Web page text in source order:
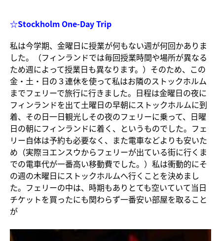
☆Stockholm One-Day Trip
私は今学期、金曜日に授業が何もない週が何回かありま
した。（フィンランドでは毎回授業時間や場所が異なる
ため週によって授業日も異なります。）そのため、この
金・土・日の３連休を使って私はお隣のストックホルム
までフェリーで旅行に行きました。日程は金曜日の夜に
フィンランドを出て土曜日の早朝にストックホルムに到
着、その日一日観光しその夜のフェリーに乗って、日曜
日の朝にフィンランドに着く、というものでした。フェ
リー自体は予約も必要なく、また電車などよりも安いた
め（実際ヨエンスウからフェリーが出ている街に行くま
での電車代が一番高い移動費でした。）私は衝動的にそ
の週の木曜日にストックホルムへ行くことを決めまし
た。フェリーの中は、時期もありとても空いていて当日
チケットを買ったにも関わらず一番安い部屋を取ること
が